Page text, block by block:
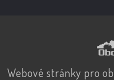
Webové stránky pro